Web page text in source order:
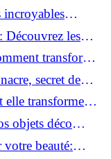
incroyables
Découvrez les
transformer
secret de
elle transforme
objets déco
beauté: